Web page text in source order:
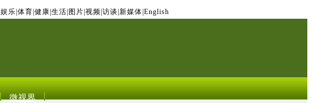
娱乐 体育 健康 生活 图片 视频 访谈 新媒体 English
微视界